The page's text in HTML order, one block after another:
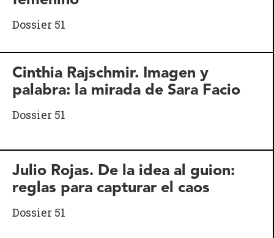
Dossier 51
Cinthia Rajschmir. Imagen y
palabra: la mirada de Sara Facio
Dossier 51
Julio Rojas. De la idea al guion:
reglas para capturar el caos
Dossier 51